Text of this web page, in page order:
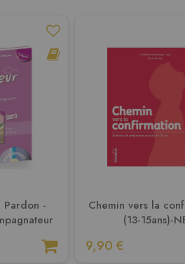
Pardon -
Chemin vers la
(13-15ans)-
9,90 €